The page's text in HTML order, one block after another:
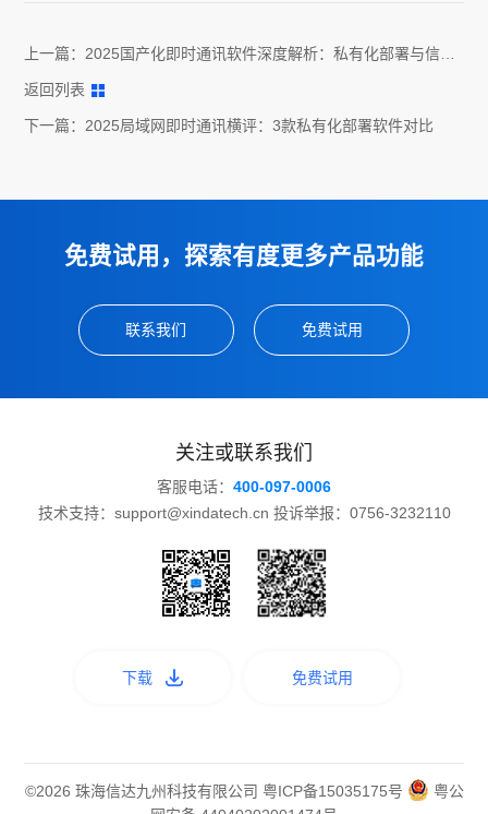
上一篇：2025国产化即时通讯软件深度解析：私有化部署与信创
返回列表
下一篇： 2025局域网即时通讯横评：3款私有化部署软件对比
免费试用，探索有度更多产品功能
联系我们 免费试用
关注或联系我们
客服电话： 400-097-0006
技术支持：support@xindatech.cn 投诉举报：0756-3232110
下载 免费试用
©2026 珠海信达九州科技有限公司 粤ICP备15035175号
粤公